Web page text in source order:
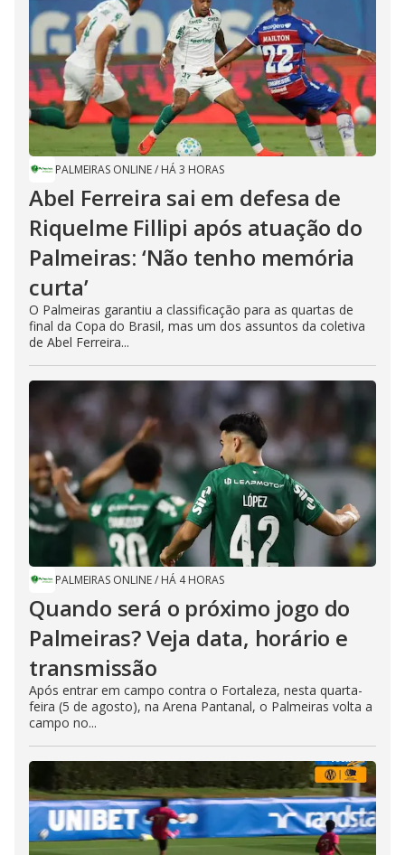
PALMEIRAS ONLINE/ HÁ 3 HORAS
Abel Ferreira sai em defesa de
Riquelme Fillipi após atuação do
Palmeiras: ‘Não tenho memória
curta’
O Palmeiras garantiu a classificação para as quartas de
final da Copa do Brasil, mas um dos assuntos da coletiva
de Abel Ferreira...
PALMEIRAS ONLINE/ HÁ 4 HORAS
Quando será o próximo jogo do
Palmeiras? Veja data, horário e
transmissão
Após entrar em campo contra o Fortaleza, nesta quarta-
feira (5 de agosto), na Arena Pantanal, o Palmeiras volta a
campo no...